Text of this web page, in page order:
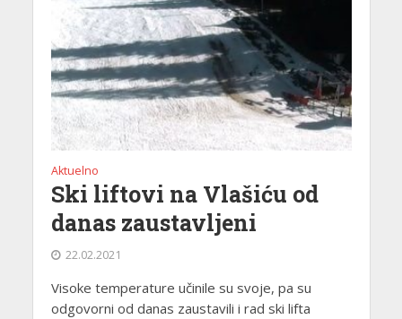
Aktuelno
Ski liftovi na Vlašiću od
danas zaustavljeni
22.02.2021
Visoke temperature učinile su svoje, pa su
odgovorni od danas zaustavili i rad ski lifta